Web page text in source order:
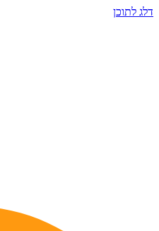
דלג לתוכן